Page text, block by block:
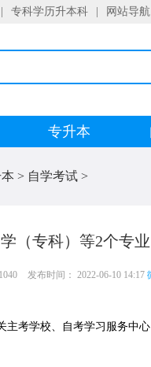
专科学历升本科 网站导航
专升本
> 自学考试 >
（专科）等2个专
发布时间： 2022-06-10 14:17
考学校、自考学习服务中